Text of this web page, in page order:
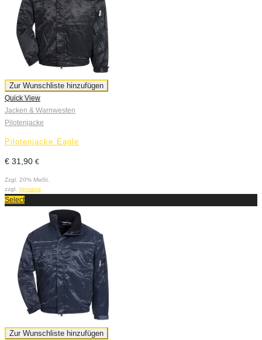
Zur Wunschliste hinzufügen
Quick View
Jacken & Warnwesten
Pilotenjacke
Pilotenjacke Eagle
€ 31,90 €
Zzgl. 20% MwSt.
zzgl. Versand
Select
Zur Wunschliste hinzufügen